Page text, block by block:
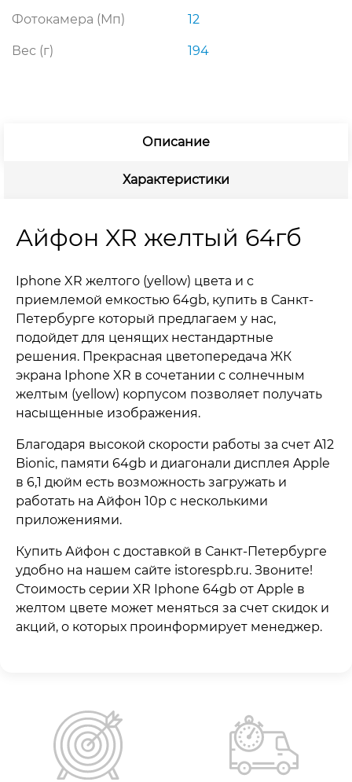
Фотокамера (Мп) 12
Вес (г) 194
Описание
Характеристики
Айфон XR желтый 64гб
Iphone XR желтого (yellow) цвета и с
приемлемой емкостью 64gb, купить в Санкт-
Петербурге который предлагаем у нас,
подойдет для ценящих нестандартные
решения. Прекрасная цветопередача ЖК
экрана Iphone XR в сочетании с солнечным
желтым (yellow) корпусом позволяет получать
насыщенные изображения.
Благодаря высокой скорости работы за счет А12
Bionic, памяти 64gb и диагонали дисплея Apple
в 6,1 дюйм есть возможность загружать и
работать на Айфон 10р с несколькими
приложениями.
Купить Айфон с доставкой в Санкт-Петербурге
удобно на нашем сайте istorespb.ru. Звоните!
Стоимость серии XR Iphone 64gb от Apple в
желтом цвете может меняться за счет скидок и
акций, о которых проинформирует менеджер.